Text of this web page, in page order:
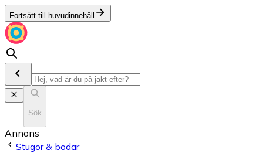
Fortsätt till huvudinnehåll
Sök
Annons
Stugor & bodar